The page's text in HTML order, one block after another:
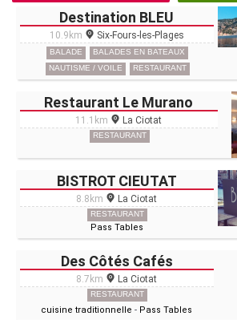
Destination BLEU
10.9km Six-Fours-les-Plages
BALADE
BALADES EN BATEAUX
NAUTISME / VOILE
RESTAURANT
Restaurant Le Murano
11.1km La Ciotat
RESTAURANT
BISTROT CIEUTAT
8.8km La Ciotat
RESTAURANT
Pass Tables
Des Côtés Cafés
8.7km La Ciotat
RESTAURANT
cuisine traditionnelle - Pass Tables